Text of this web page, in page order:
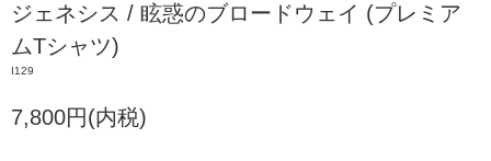
ジェネシス / 眩惑のブロードウェイ (プレミア
ムTシャツ)
I129
7,800円(内税)